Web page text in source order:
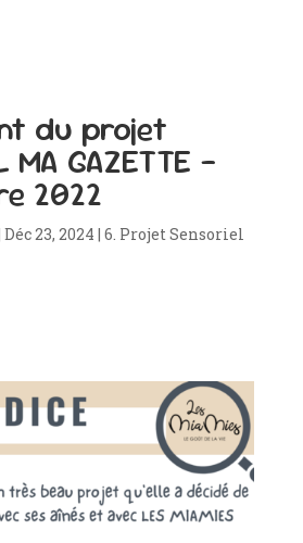
du projet
MA GAZETTE –
2022
Déc 23, 2024 | 6. Projet Sensoriel